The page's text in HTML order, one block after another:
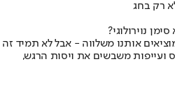
רק בחג
נוירולוגי?
אותנו משלווה - אבל לא תמיד זה
ועייפות משבשים את ויסות הרגש,